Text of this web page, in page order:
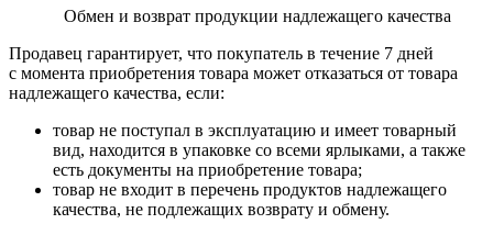
Обмен и возврат продукции надлежащего качества
Продавец гарантирует, что покупатель в течение 7 дней
с момента приобретения товара может отказаться от товара
надлежащего качества, если:
товар не поступал в эксплуатацию и имеет товарный
вид, находится в упаковке со всеми ярлыками, а также
есть документы на приобретение товара;
товар не входит в перечень продуктов надлежащего
качества, не подлежащих возврату и обмену.